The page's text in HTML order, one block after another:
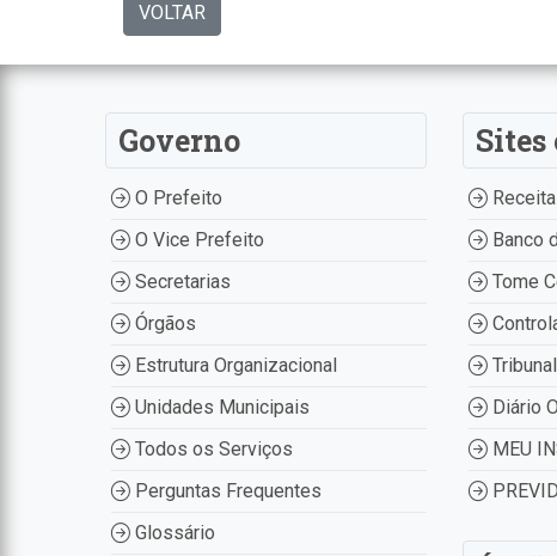
VOLTAR
Governo
O Prefeito
O Vice Prefeito
Secretarias
Órgãos
Estrutura Organizacional
Unidades Municipais
Todos os Serviços
Perguntas Frequentes
Glossário
Sites
Banco
Tome
Diário
MEU